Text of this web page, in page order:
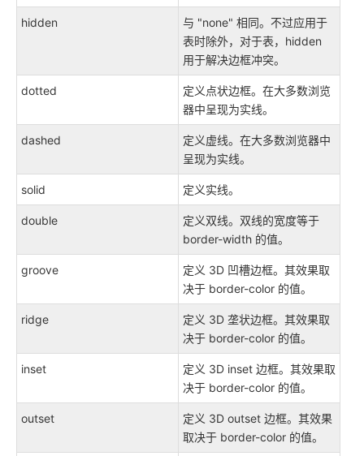
hidden
与 "none" 相同。不过应用于
表时除外，对于表，hidden
用于解决边框冲突。
dotted
定义点状边框。在大多数浏览
器中呈现为实线。
dashed
定义虚线。在大多数浏览器中
呈现为实线。
solid 定义实线。
double
定义双线。双线的宽度等于
border-width 的值。
groove
定义 3D 凹槽边框。其效果取
决于 border-color 的值。
ridge
定义 3D 垄状边框。其效果取
决于 border-color 的值。
inset
定义 3D inset 边框。其效果取
决于 border-color 的值。
outset
定义 3D outset 边框。其效果
取决于 border-color 的值。